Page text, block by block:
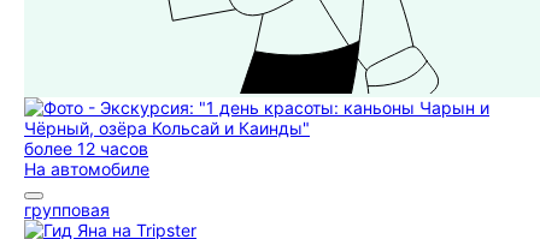
более 12 часов
На автомобиле
групповая